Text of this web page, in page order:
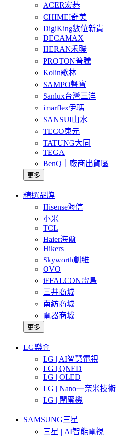
ACER宏碁
CHIMEI奇美
DigiKing數位新貴
DECAMAX
HERAN禾聯
PROTON普騰
Kolin歌林
SAMPO聲寶
Sanlux台灣三洋
imarflex伊瑪
SANSUI山水
TECO東元
TATUNG大同
TEGA
BenQ｜廠商出貨區
更多
精選品牌
Hisense海信
小米
TCL
Haier海爾
Hikers
Skyworth創維
OVO
iFFALCON雷鳥
三井商城
南紡商城
電器商城
更多
LG樂金
LG | AI智慧電視
LG | QNED
LG | OLED
LG | Nano一奈米技術
LG | 閨蜜機
SAMSUNG三星
三星 | AI智能電視